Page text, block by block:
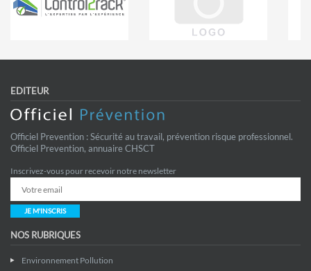
EDITEUR
Officiel Prevention : Sécurité au travail, prévention risque professionnel.
Officiel Prevention, annuaire CHSCT
Inscrivez-vous pour recevoir notre newsletter
JE M'INSCRIS
NOS RUBRIQUES
Environnement Pollution